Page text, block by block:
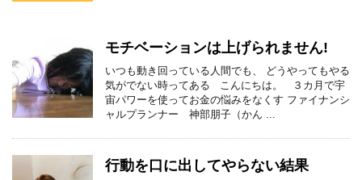
モチベーションは上げられません!
いつも動き回っている人間でも、 どうやってもやる
気がでない時ってある こんにちは。 ３カ月で宇
宙パワーを使ってお金の悩みをなくす ファイナンシ
ャルプランナー 神部朋子（かん ...
行動を口に出してやらない結果